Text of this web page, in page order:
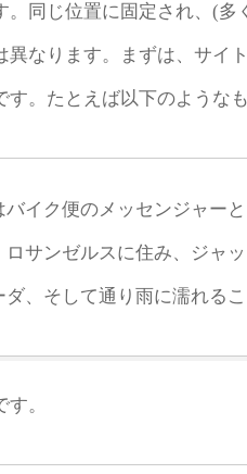
。同じ位置に固定され、(
異なります。まずは、サイ
。たとえば以下のようなも
イク便のメッセンジャー
サンゼルスに住み、ジャ
、そして通り雨に濡れるこ
。